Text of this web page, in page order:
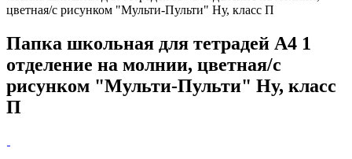
цветная/с рисунком "Мульти-Пульти" Ну, класс П
Папка школьная для тетрадей А4 1
отделение на молнии, цветная/с
рисунком "Мульти-Пульти" Ну, класс
П